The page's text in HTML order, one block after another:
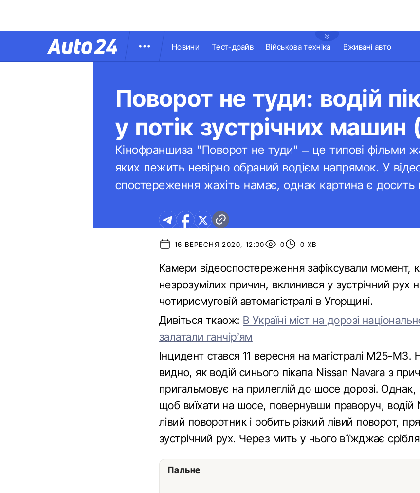
Новини Тест-драйв Військова техніка Вживані авто
Поворот не туди: водій
у потік зустрічних машин
Кінофраншиза "Поворот не туди" – це типові фільми
яких лежить невірно обраний водієм напрямок. У
спостереження жахіть намає, однак картина є
16 ВЕРЕСНЯ 2020, 12:00 0 0 ХВ
Камери відеоспостереження зафіксували момент,
незрозумілих причин, вклинився у зустрічний рух
чотирисмуговій автомагістралі в Угорщині.
Дивіться ткаож: В Україні міст на дорозі
залатали ганчір’ям
Інцидент стався 11 вересня на магістралі M25-M3.
видно, як водій синього пікапа Nissan Navara з
пригальмовує на прилеглій до шосе дорозі. Однак,
щоб виїхати на шосе, повернувши праворуч, водій
лівий поворотник і робить різкий лівий поворот,
зустрічний рух. Через мить у нього в’їжджає
Пальне